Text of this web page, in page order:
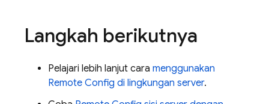
Langkah berikutnya
Pelajari lebih lanjut cara menggunakan
Remote Config di lingkungan server.